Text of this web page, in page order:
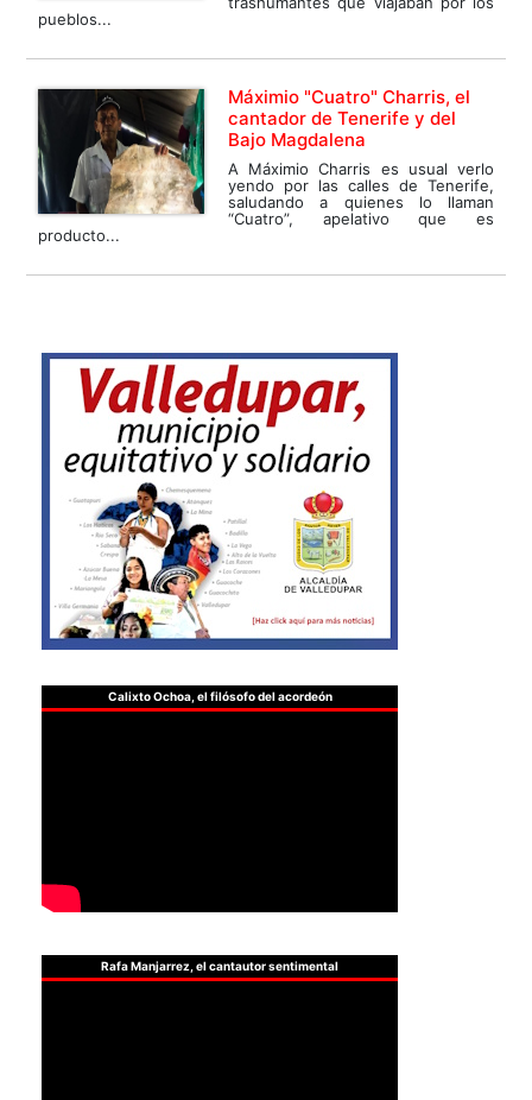
pueblos...
Máximio "Cuatro" Charris, el
cantador de Tenerife y del
Bajo Magdalena
A Máximio Charris es usual verlo
yendo por las calles de Tenerife,
saludando a quienes lo llaman
“Cuatro”, apelativo que es
producto...
Calixto Ochoa, el filósofo del acordeón
Rafa Manjarrez, el cantautor sentimental